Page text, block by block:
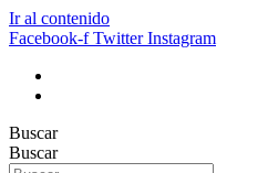
Ir al contenido
Facebook-f Twitter Instagram
Buscar
Buscar